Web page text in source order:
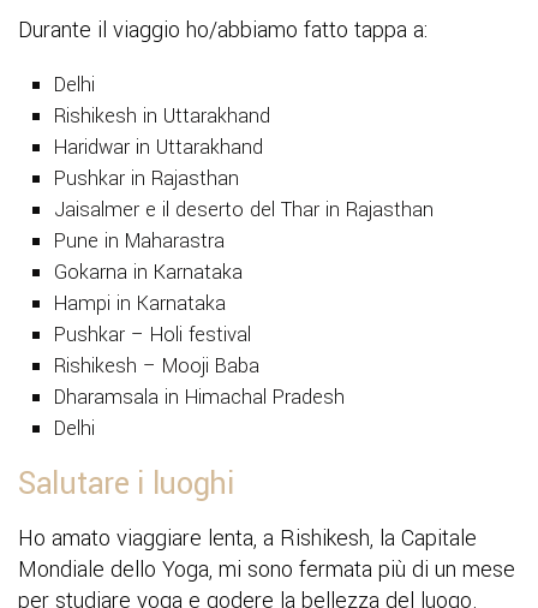
Durante il viaggio ho/abbiamo fatto tappa a:
Delhi
Rishikesh in Uttarakhand
Haridwar in Uttarakhand
Pushkar in Rajasthan
Jaisalmer e il deserto del Thar in Rajasthan
Pune in Maharastra
Gokarna in Karnataka
Hampi in Karnataka
Pushkar – Holi festival
Rishikesh – Mooji Baba
Dharamsala in Himachal Pradesh
Delhi
Salutare i luoghi
Ho amato viaggiare lenta, a Rishikesh, la Capitale
Mondiale dello Yoga, mi sono fermata più di un mese
per studiare yoga e godere la bellezza del luogo.